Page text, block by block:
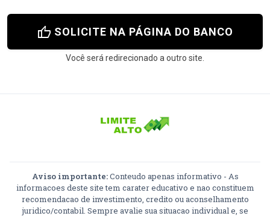
thumb_up SOLICITE NA PÁGINA DO BANCO
Você será redirecionado a outro site.
Aviso importante:Conteudo apenas informativo - As
informacoes deste site tem carater educativo e nao constituem
recomendacao de investimento, credito ou aconselhamento
juridico/contabil. Sempre avalie sua situacao individual e, se